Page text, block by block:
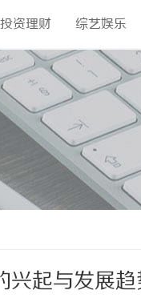
投资理财 综艺娱乐
兴起与发展